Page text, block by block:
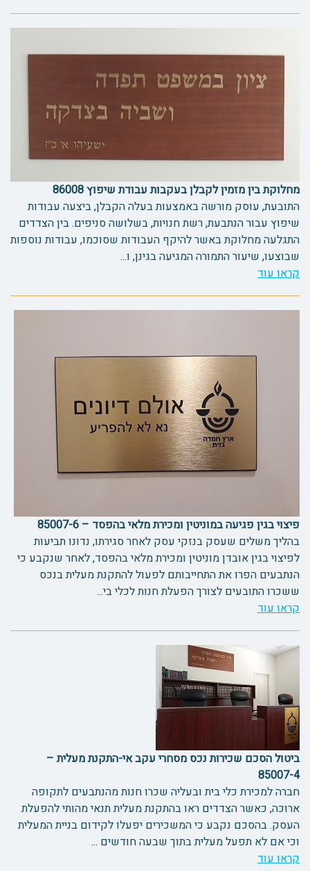
מחלוקת בין מזמין לקבלן בעקבות עבודת שיפוץ 86008
התובעת, עוסק מורשה באמצעות בעלה הקבלן, ביצעה עבודות
שיפוץ עבור הנתבעת, רשת חנויות, בשלושה סניפים. בין הצדדים
התגלעה מחלוקת באשר להיקף העבודות שסוכמו, עבודות נוספות
שבוצעו, שיעור התמורה המגיעה בגינן, ו...
קראו עוד
פיצוי בגין פגיעה במוניטין ומכירת מלאי בהפסד – 85007-6
בהליך משלים שעסק בנזקי עסק לאחר סגירתו, נדונו תביעות
לפיצוי בגין אובדן מוניטין ומכירת מלאי בהפסד, לאחר שנקבע כי
הנתבעים הפרו את התחייבותם לפעול להתקנת מעלית בנכס
ששכרו התובעים לצורך הפעלת חנות לכלי בי...
קראו עוד
ביטול הסכם שכירות נכס מסחרי עקב אי-התקנת מעלית –
85007-4
חברה למכירת כלי בית ובעליה שכרו חנות מהנתבעים לתקופה
ארוכה, כאשר הצדדים ראו בהתקנת מעלית תנאי מהותי להפעלת
העסק. בהסכם נקבע כי המשכירים יפעלו לקידום בניית המעלית
וכי אם לא תפעל מעלית בתוך שבעה חודשים ...
קראו עוד